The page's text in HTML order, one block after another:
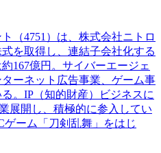
（4751）は、株式会社ニトロ
を取得し、連結子会社化する
167億円。サイバーエージェ
ーネット広告事業、ゲーム事
。IP（知的財産）ビジネスに
展開し、積極的に参入してい
ゲーム「刀剣乱舞」をはじ